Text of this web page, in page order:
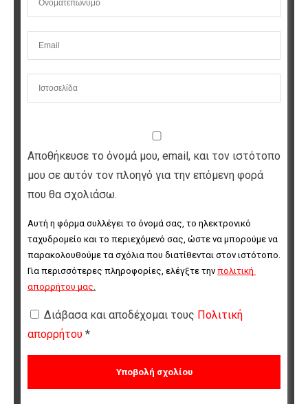
Αποθήκευσε το όνομά μου, email, και τον ιστότοπο
μου σε αυτόν τον πλοηγό για την επόμενη φορά
που θα σχολιάσω.
Αυτή η φόρμα συλλέγει το όνομά σας, το ηλεκτρονικό
ταχυδρομείο και το περιεχόμενό σας, ώστε να μπορούμε να
παρακολουθούμε τα σχόλια που διατίθενται στον ιστότοπο.
Για περισσότερες πληροφορίες, ελέγξτε την πολιτική
απορρήτου μας.
Διάβασα και αποδέχομαι τους Πολιτική
απορρήτου *